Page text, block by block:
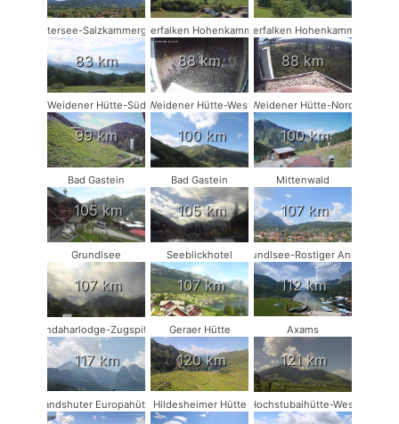
Attersee-Salzkammergut
83 km
Wanderfalken Hohenkammer #1
88 km
Wanderfalken Hohenkammer #2
88 km
Weidener Hütte-Süd
99 km
Weidener Hütte-West
100 km
Weidener Hütte-Nord
100 km
Bad Gastein
105 km
Bad Gastein
105 km
Mittenwald
107 km
Grundlsee
107 km
Seeblickhotel
107 km
Grundlsee-Rostiger Anker
112 km
Kandaharlodge-Zugspitze
117 km
Geraer Hütte
120 km
Axams
121 km
Landshuter EuropahütteHildesheimer Hütte Hochstubaihütte-West